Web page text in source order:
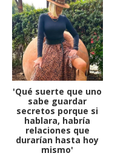
'Qué suerte que uno
sabe guardar
secretos porque si
hablara, habría
relaciones que
durarían hasta hoy
mismo'